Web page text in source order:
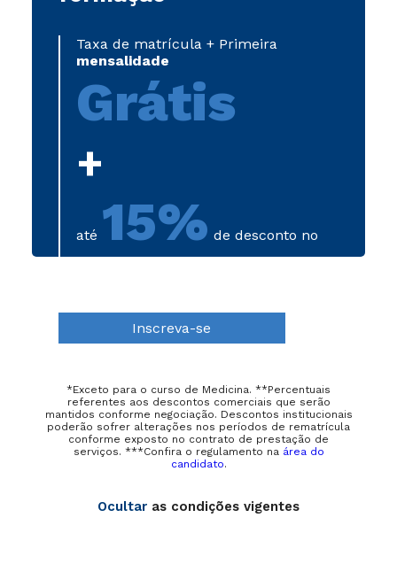
Taxa de matrícula + Primeira
mensalidade
Grátis
+
até 15% de desconto no
Inscreva-se
*Exceto para o curso de Medicina. **Percentuais
referentes aos descontos comerciais que serão
mantidos conforme negociação. Descontos institucionais
poderão sofrer alterações nos períodos de rematrícula
conforme exposto no contrato de prestação de
serviços. ***Confira o regulamento na área do
candidato.
Ocultar as condições vigentes